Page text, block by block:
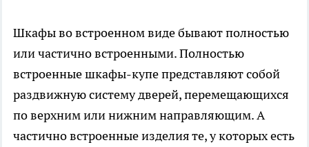
Шкафы во встроенном виде бывают полностью
или частично встроенными. Полностью
встроенные шкафы-купе представляют собой
раздвижную систему дверей, перемещающихся
по верхним или нижним направляющим. А
частично встроенные изделия те, у которых есть